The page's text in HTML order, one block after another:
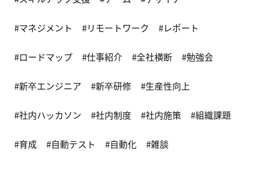
マネジメント リモートワーク レポート
ロードマップ 仕事紹介 全社横断 勉強会
新卒エンジニア 新卒研修 生産性向上
社内ハッカソン 社内制度 社内施策 組織課題
育成 自動テスト 自動化 雑談